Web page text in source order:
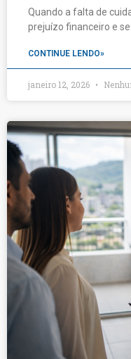
Quando a falta de
prejuízo financeiro e
CONTINUE LENDO»
janeiro 12, 2026